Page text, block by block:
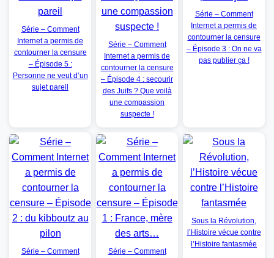
Série – Comment
Internet a permis de
contourner la censure
– Épisode 5 :
Personne ne veut d’un
sujet pareil
Série – Comment
Internet a permis de
contourner la censure
– Épisode 4 : secourir
des Juifs ? Que voilà
une compassion
suspecte !
Série – Comment
Internet a permis de
contourner la censure
– Épisode 3 : On ne va
pas publier ça !
Série – Comment Série – Comment
Sous la Révolution,
l’Histoire vécue contre
l’Histoire fantasmée